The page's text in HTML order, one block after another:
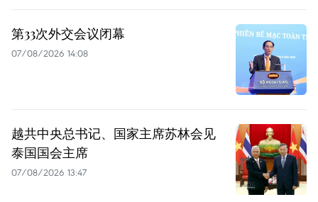
第33次外交会议闭幕
07/08/2026 14:08
越共中央总书记、国家主席苏林会见
泰国国会主席
07/08/2026 13:47